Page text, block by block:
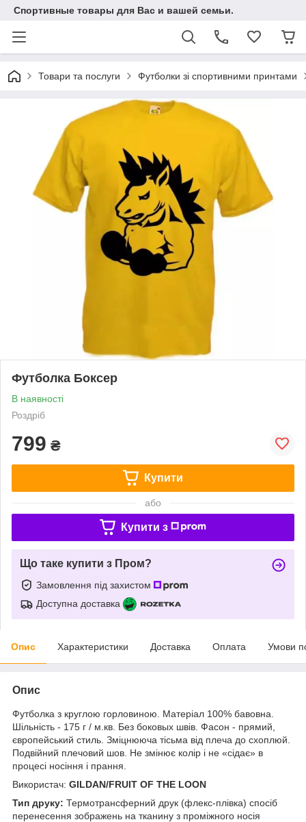
Спортивные товары для Вас и вашей семьи.
Товари та послуги Футболки зі спортивними принтами
Футболка Боксер
В наявності
Роздріб
799 ₴
Купити
або
Купити з
Що таке купити з Пром?
Замовлення під захистом
Доступна доставка
Опис Характеристики Доставка Оплата Умови
Опис
Футболка з круглою горловиною. Матеріал 100% бавовна.
Шільність - 175 г / м.кв. Без боковых швів. Фасон - прямий,
європейський стиль. Зміцнююча тісьма від плеча до схоплюй.
Подвійний плечовий шов. Не змінює колір і не «сідає» в
процесі носіння і прання.
Використач: GILDAN/FRUIT OF THE LOON
Тип друку: Термотрансферний друк (флекс-плівка) спосіб
перенесення зображень на тканину з проміжного носія